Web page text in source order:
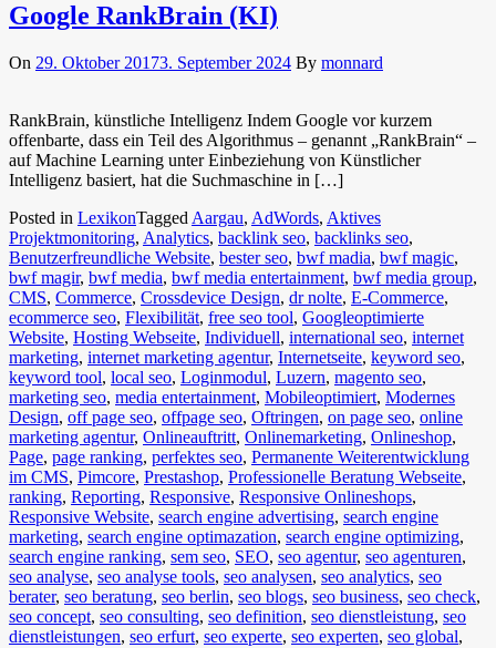
Google RankBrain (KI)
On 29. Oktober 20173. September 2024 By monnard
RankBrain, künstliche Intelligenz Indem Google vor kurzem
offenbarte, dass ein Teil des Algorithmus – genannt „RankBrain“ –
auf Machine Learning unter Einbeziehung von Künstlicher
Intelligenz basiert, hat die Suchmaschine in […]
Posted in LexikonTagged Aargau, AdWords, Aktives
Projektmonitoring, Analytics, backlink seo, backlinks seo,
Benutzerfreundliche Website, bester seo, bwf madia, bwf magic,
bwf magir, bwf media, bwf media entertainment, bwf media group,
CMS, Commerce, Crossdevice Design, dr nolte, E-Commerce,
ecommerce seo, Flexibilität, free seo tool, Googleoptimierte
Website, Hosting Webseite, Individuell, international seo, internet
marketing, internet marketing agentur, Internetseite, keyword seo,
keyword tool, local seo, Loginmodul, Luzern, magento seo,
marketing seo, media entertainment, Mobileoptimiert, Modernes
Design, off page seo, offpage seo, Oftringen, on page seo, online
marketing agentur, Onlineauftritt, Onlinemarketing, Onlineshop,
Page, page ranking, perfektes seo, Permanente Weiterentwicklung
im CMS, Pimcore, Prestashop, Professionelle Beratung Webseite,
ranking, Reporting, Responsive, Responsive Onlineshops,
Responsive Website, search engine advertising, search engine
marketing, search engine optimazation, search engine optimizing,
search engine ranking, sem seo, SEO, seo agentur, seo agenturen,
seo analyse, seo analyse tools, seo analysen, seo analytics, seo
berater, seo beratung, seo berlin, seo blogs, seo business, seo check,
seo concept, seo consulting, seo definition, seo dienstleistung, seo
dienstleistungen, seo erfurt, seo experte, seo experten, seo global,